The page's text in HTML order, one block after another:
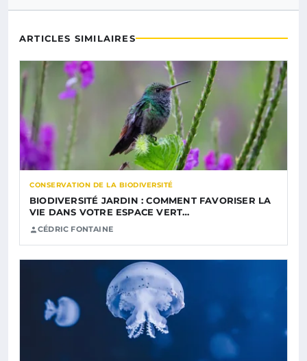
ARTICLES SIMILAIRES
CONSERVATION DE LA BIODIVERSITÉ
BIODIVERSITÉ JARDIN : COMMENT FAVORISER LA
VIE DANS VOTRE ESPACE VERT…
CÉDRIC FONTAINE